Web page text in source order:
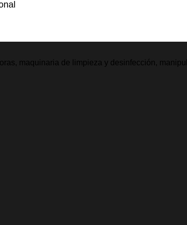
maquinaria de limpieza y desinfección,